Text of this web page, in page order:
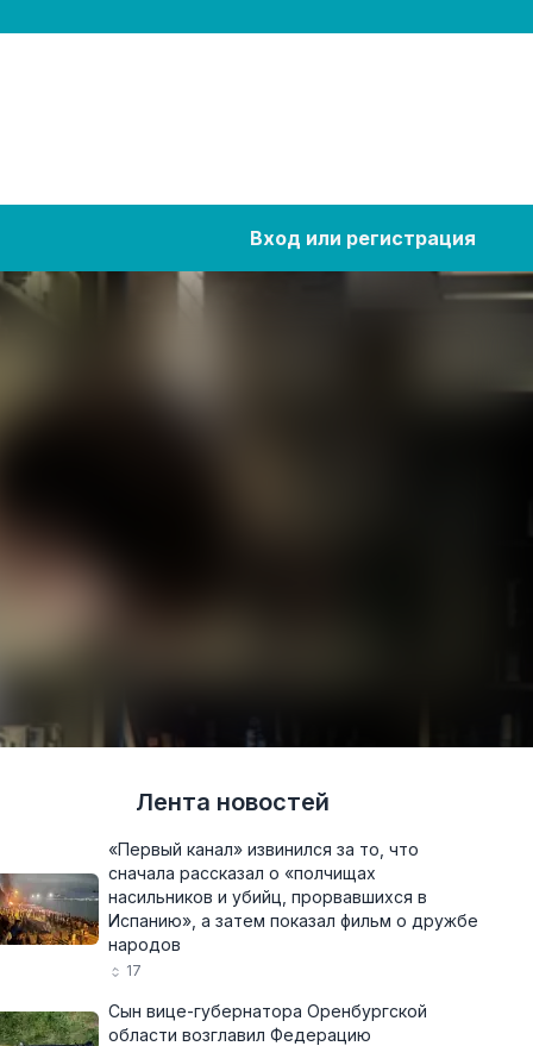
Вход или регистрация
Лента новостей
«Первый канал» извинился за то, что
сначала рассказал о «полчищах
насильников и убийц, прорвавшихся в
Испанию», а затем показал фильм о дружбе
народов
17
Сын вице-губернатора Оренбургской
области возглавил Федерацию